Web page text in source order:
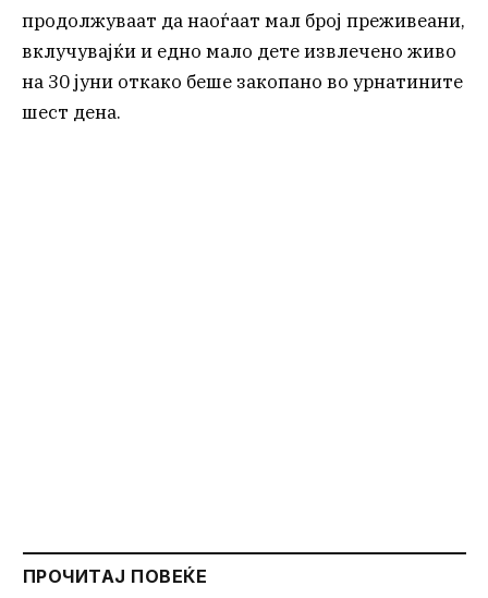
продолжуваат да наоѓаат мал број преживеани,
вклучувајќи и едно мало дете извлечено живо
на 30 јуни откако беше закопано во урнатините
шест дена.
ПРОЧИТАЈ ПОВЕЌЕ